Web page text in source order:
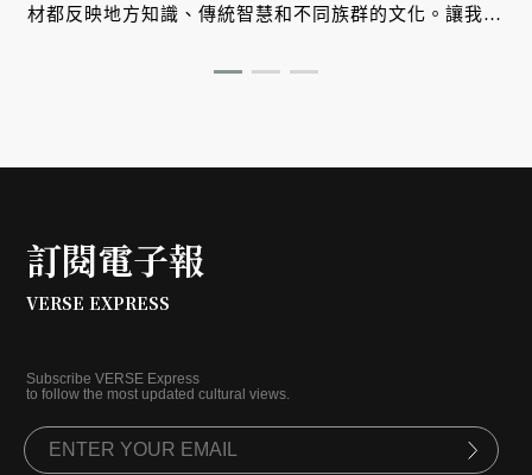
材都反映地方知識、傳統智慧和不同族群的文化。讓我們
訂閱電子報
VERSE EXPRESS
Subscribe VERSE Express
to follow the most updated cultural views.